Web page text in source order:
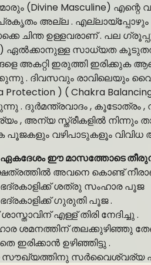
(Divine Masculine)
അല്ല . എല്ലായ്പ്പോഴും
ചിന്ത ഉള്ളവരാണ് . പല
) ഏൽക്കാനുള്ള സാധ്യത
അകറ്റി ഇരുത്തി ഇരിക്കുക
. ദിവസവും
Protection ) ( Chakra
. ദുർമന്ത്രവാദം , കൂടോത്രം
, അന്യ സ്ത്രീകളിൽ
പൂജകളും വഴിപാടുകളൂം വിവിധ
ഏകദേശം ഈ മാസത്തോടെ
അവനെ കൊണ്ട്
ഭദ്രകാളിക്ക് ശത്രു സംഹാര പൂജ
ഗുരുതി പൂജ .
എള്ള് തിരി നേദിച്ചു .
ശമനത്തിന് തലക്കുഴിഞ്ഞു
ഇരിക്കാൻ ഉഴിഞ്ഞിട്ടു .
സർവൈശ്വര്യ